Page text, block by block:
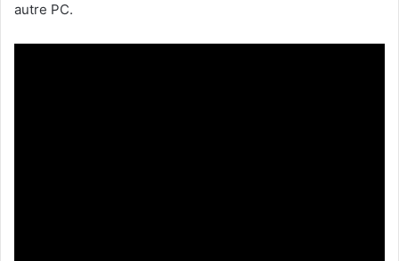
autre PC.